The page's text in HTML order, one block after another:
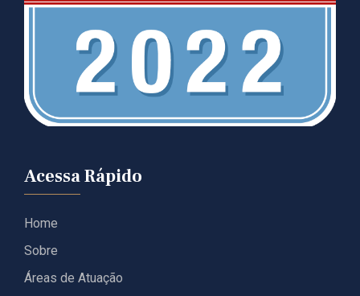
Acessa Rápido
Home
Sobre
Áreas de Atuação